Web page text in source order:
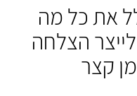
את כל מה
הצלחה
קצר